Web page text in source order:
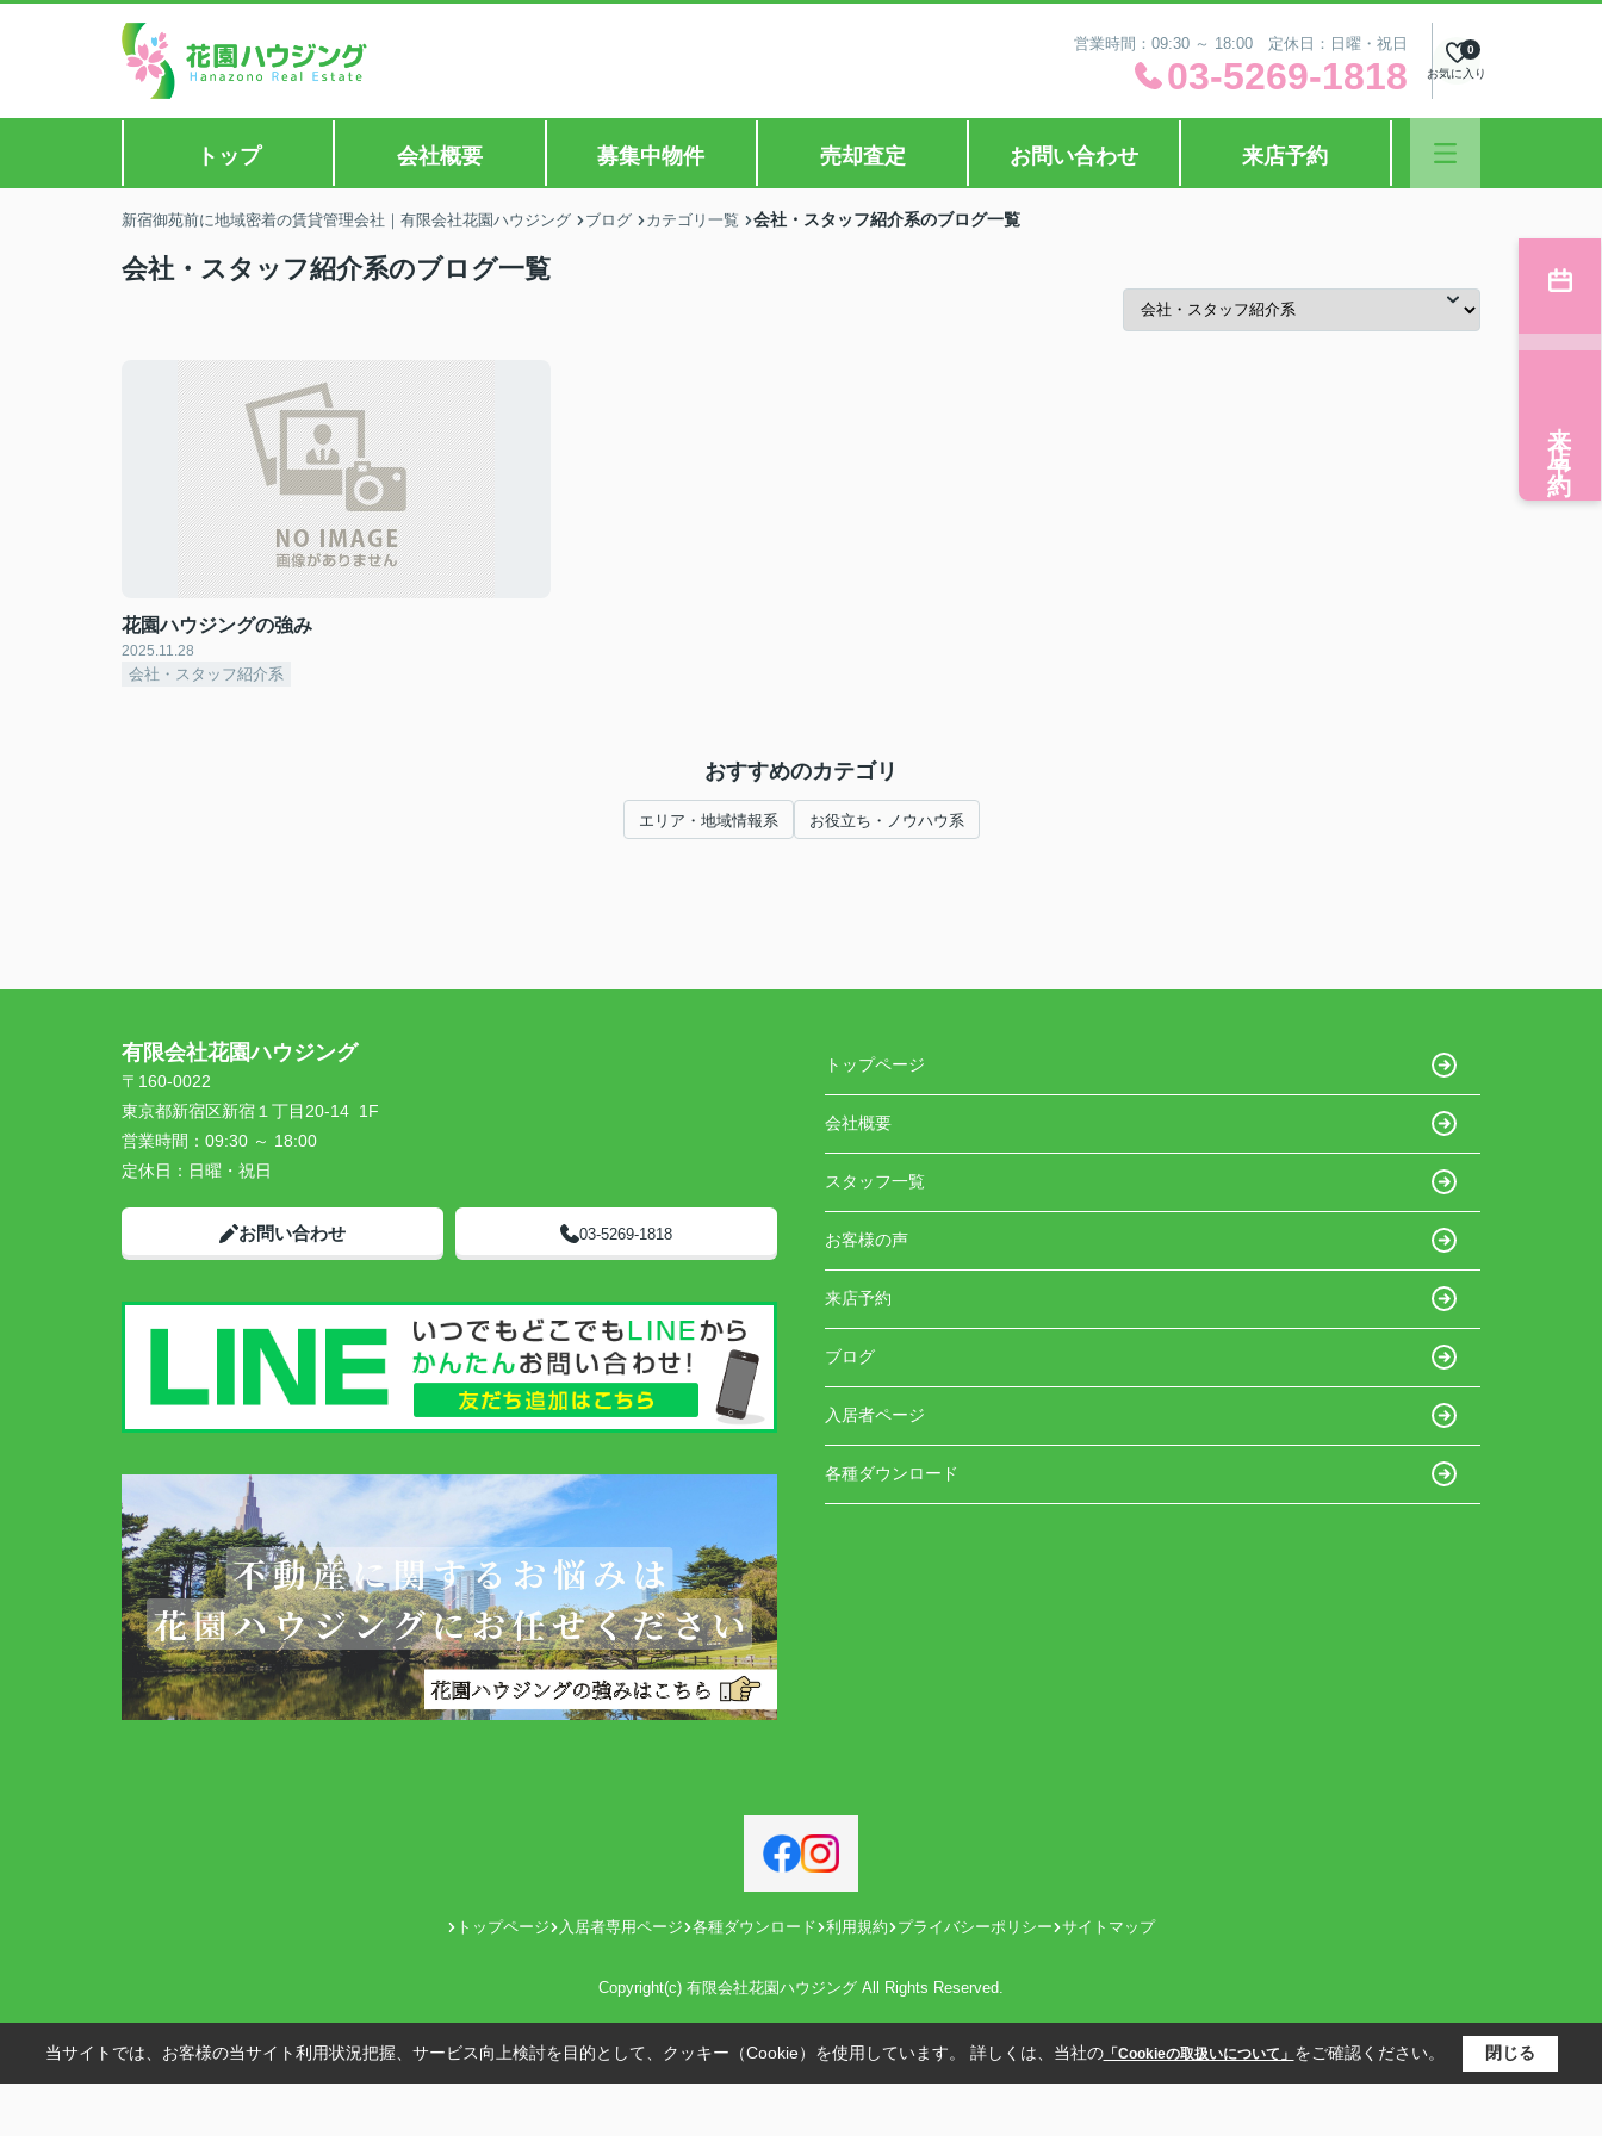
営業時間：09:30 ～ 18:00 定休日：日曜・祝日
03-5269-1818 お気に入り
0
トップ 会社概要 募集中物件 売却査定 お問い合わせ 来店予約
新宿御苑前に地域密着の賃貸管理会社｜有限会社花園ハウジング ブログ カテゴリ一覧 会社・スタッフ紹介系のブログ一覧
会社・スタッフ紹介系のブログ一覧
花園ハウジングの強み
2025.11.28
会社・スタッフ紹介系
おすすめのカテゴリ
エリア・地域情報系 お役立ち・ノウハウ系
来店予約
有限会社花園ハウジング
〒160-0022
東京都新宿区新宿１丁目20-14 1F
営業時間： 09:30 ～ 18:00
定休日： 日曜・祝日
お問い合わせ 03-5269-1818
トップページ
会社概要
スタッフ一覧
お客様の声
来店予約
ブログ
入居者ページ
各種ダウンロード
トップページ 入居者専用ページ 各種ダウンロード 利用規約 プライバシーポリシー サイトマップ
Copyright(c) 有限会社花園ハウジング All Rights Reserved.
当サイトでは、お客様の当サイト利用状況把握、サービス向上検討を目的として、クッキー（Cookie）を使用しています。 詳しくは、当社の「Cookieの取扱いについて」 をご確認ください。 閉じる